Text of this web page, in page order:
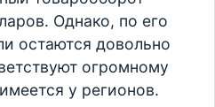
Однако, по его
остаются довольно
огромному
у регионов.